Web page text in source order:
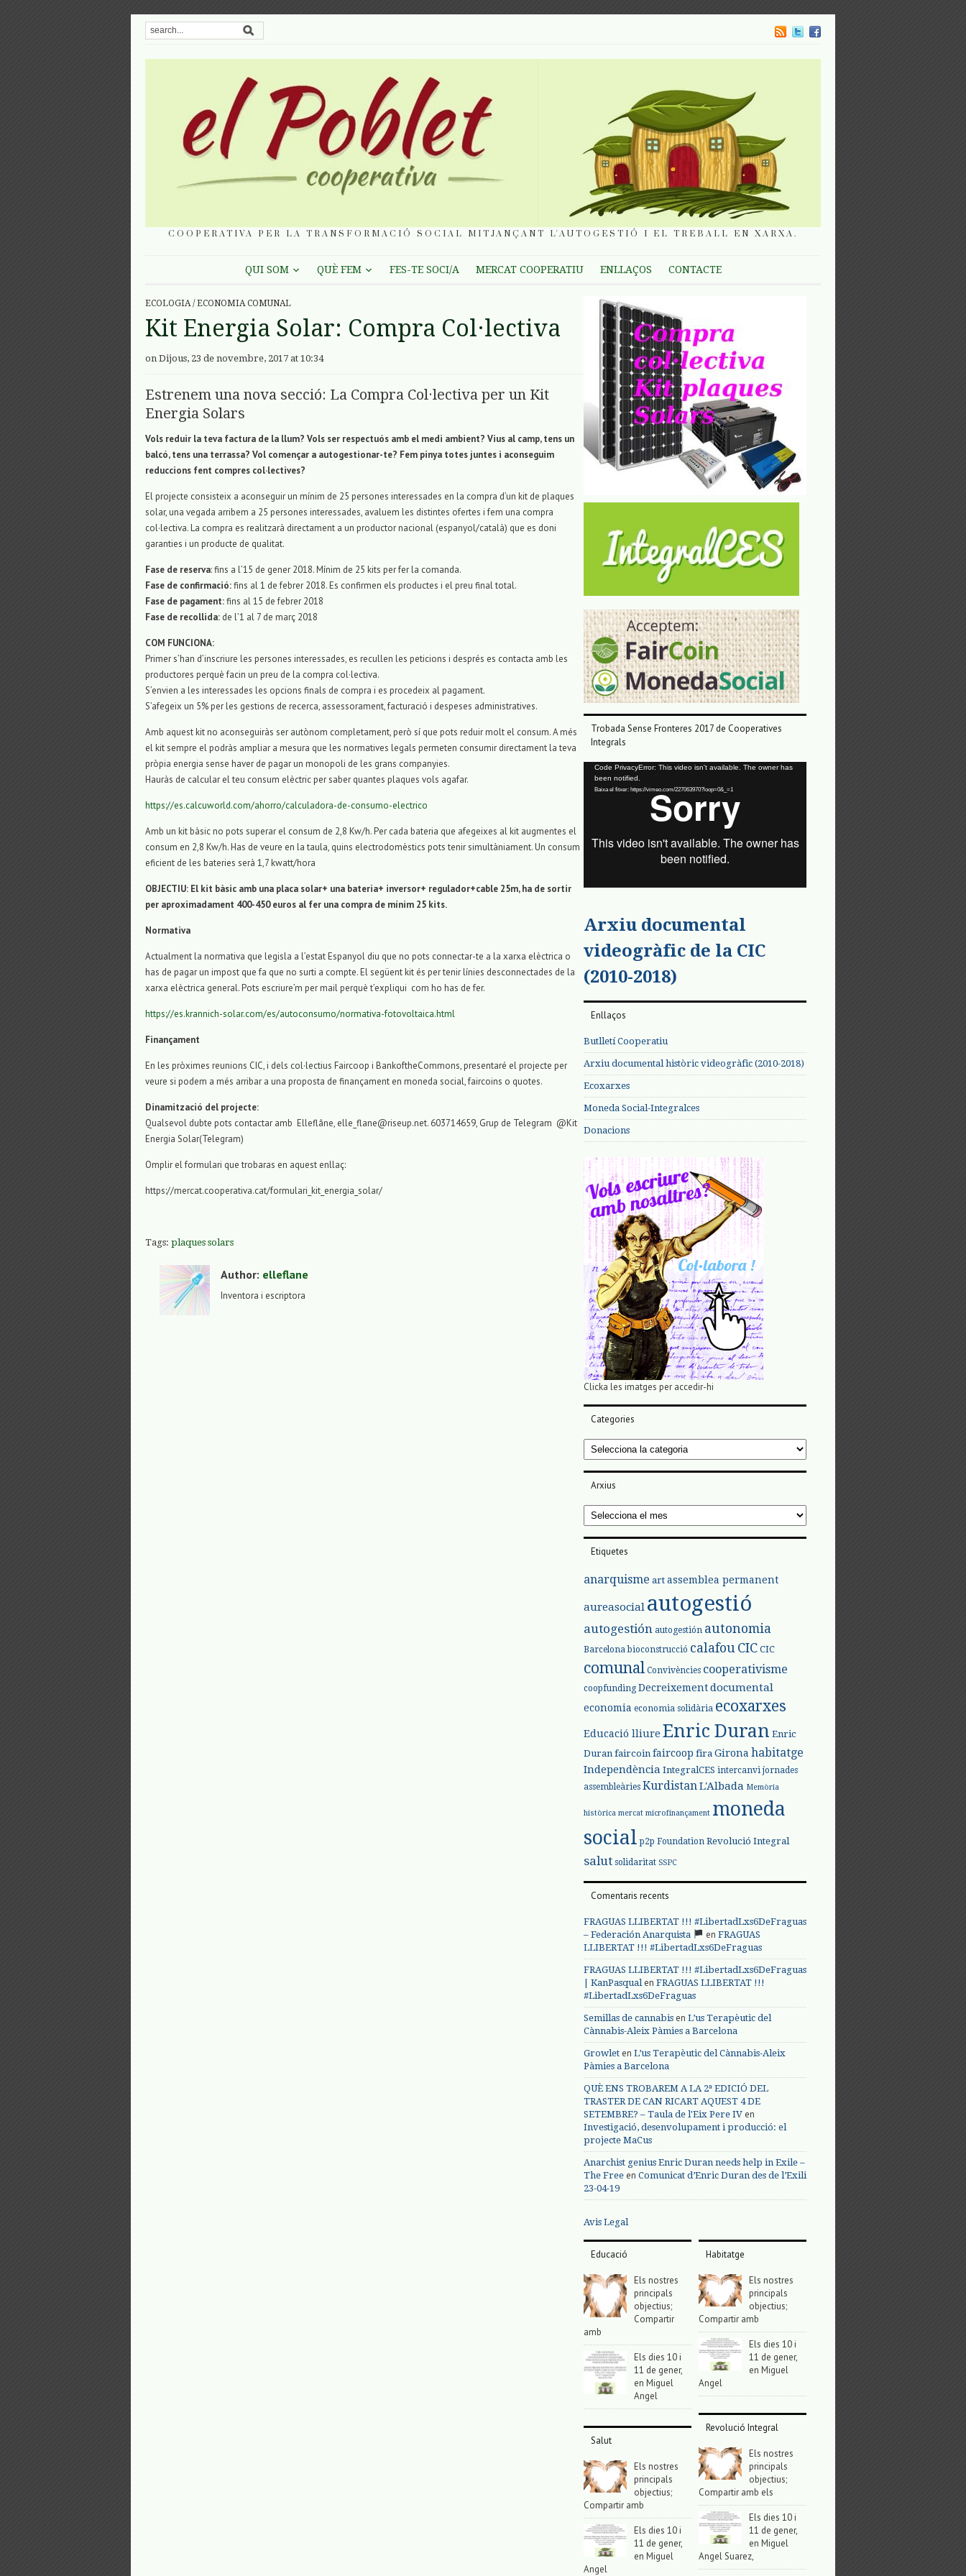
COOPERATIVA PER LA TRANSFORMACIÓ SOCIAL MITJANÇANT L'AUTOGESTIÓ I EL TREBALL EN XARXA.
QUI SOM QUÈ FEM FES-TE SOCI/A MERCAT COOPERATIU ENLLAÇOS CONTACTE
ECOLOGIA/ ECONOMIA COMUNAL
Kit Energia Solar: Compra Col·lectiva
on Dijous, 23 de novembre, 2017 at 10:34
Estrenem una nova secció: La Compra Col·lectiva per un Kit
Energia Solars
Vols reduir la teva factura de la llum? Vols ser respectuós amb el medi ambient? Vius al camp, tens un
balcó, tens una terrassa? Vol començar a autogestionar-te? Fem pinya totes juntes i aconseguim
reduccions fent compres col·lectives?
El projecte consisteix a aconseguir un mínim de 25 persones interessades en la compra d’un kit de plaques
solar, una vegada arribem a 25 persones interessades, avaluem les distintes ofertes i fem una compra
col·lectiva. La compra es realitzarà directament a un productor nacional (espanyol/català) que es doni
garanties i un producte de qualitat.
Fase de reserva: fins a l’15 de gener 2018. Mínim de 25 kits per fer la comanda.
Fase de confirmació:fins al 1 de febrer 2018. Es confirmen els productes i el preu final total.
Fase de pagament:fins al 15 de febrer 2018
Fase de recollida: de l’1 al 7 de març 2018
COM FUNCIONA:
Primer s’han d’inscriure les persones interessades, es recullen les peticions i després es contacta amb les
productores perquè facin un preu de la compra col·lectiva.
S’envien a les interessades les opcions finals de compra i es procedeix al pagament.
S’afegeix un 5% per les gestions de recerca, assessorament, facturació i despeses administratives.
Amb aquestkitno aconseguiràs ser autònom completament, però sí que pots reduir molt el consum. A més
elkitsempre el podràs ampliar a mesura que les normatives legals permeten consumir directament la teva
pròpia energia sense haver de pagar un monopoli de les grans companyies.
Hauràs de calcular el teu consum elèctric per saber quantes plaques vols agafar.
https://es.calcuworld.com/ahorro/calculadora-de-consumo-electrico
Amb un kitbàsic no pots superar el consum de 2,8 Kw/h. Per cada bateria que afegeixes alkit augmentes el
consum en 2,8 Kw/h. Has de veure en la taula, quins electrodomèstics pots tenir simultàniament. Un consum
eficient de les bateries serà 1,7kwatt/hora
OBJECTIU: El kit bàsic amb una placa solar+ una bateria+ inversor+ regulador+cable 25m, ha de sortir
per aproximadament 400-450 euros al fer una compra de mínim 25 kits.
Normativa
Actualment la normativa que legisla a l’estat Espanyol diu que no pots connectar-te a la xarxa elèctrica o
has de pagar un impost que fa que no surti a compte. El següent kit és per tenir línies desconnectades de la
xarxa elèctrica general. Pots escriure’m per mail perquè t’expliqui com ho has de fer.
https://es.krannich-solar.com/es/autoconsumo/normativa-fotovoltaica.html
Finançament
En les pròximes reunions CIC, i dels col·lectius Faircoop i BankoftheCommons, presentaré el projecte per
veure si podem a més arribar a una proposta de finançament en moneda social,faircoins o quotes.
Dinamització del projecte:
Qualsevol dubte pots contactar amb Elleflâne, elle_flane@riseup.net. 603714659, Grup de Telegram @Kit
Energia Solar(Telegram)
Omplir el formulari que trobaras en aquest enllaç:
https://mercat.cooperativa.cat/formulari_kit_energia_solar/
Tags: plaques solars
Author: elleflane
Inventora i escriptora
Trobada Sense Fronteres 2017 de Cooperatives
Integrals
Reproductor
vídeo
Code PrivacyError: This video isn't available. The owner has
been notified.
Baixa el fitxer: https://vimeo.com/227063970?loop=0&_=1
Arxiu documental
videogràfic de la CIC
(2010-2018)
Enllaços
Butlletí Cooperatiu
Arxiu documental històric videogràfic (2010-2018)
Ecoxarxes
Moneda Social-Integralces
Donacions
Clicka les imatges per accedir-hi
Categories
Categories
Arxius
Arxius
Etiquetes
anarquisme art assemblea permanent
aureasocial autogestió
autogestión autogestión autonomia
Barcelona bioconstrucció calafou CIC CIC
comunal Convivències cooperativisme
coopfunding Decreixementdocumental
economia economia solidària ecoxarxes
Educació lliure Enric Duran Enric
Duran faircoin faircoop fira Girona habitatge
Independència IntegralCES intercanvi jornades
assembleàries Kurdistan L'Albada Memòria
històrica mercat microfinançament moneda
social p2p Foundation Revolució Integral
salut solidaritat SSPC
Comentaris recents
FRAGUAS LLIBERTAT !!! #LibertadLxs6DeFraguas
– Federación Anarquista
en FRAGUAS
LLIBERTAT !!! #LibertadLxs6DeFraguas
FRAGUAS LLIBERTAT !!! #LibertadLxs6DeFraguas
| KanPasqualen FRAGUAS LLIBERTAT !!!
#LibertadLxs6DeFraguas
Semillas de cannabis en L’us Terapèutic del
Cànnabis-Aleix Pàmies a Barcelona
Growlet en L’us Terapèutic del Cànnabis-Aleix
Pàmies a Barcelona
QUÈ ENS TROBAREM A LA 2ª EDICIÓ DEL
TRASTER DE CAN RICART AQUEST 4 DE
SETEMBRE? – Taula de l'Eix Pere IV en
Investigació, desenvolupament i producció: el
projecte MaCus
Anarchist genius Enric Duran needs help in Exile –
The Free en Comunicat d’Enric Duran des de l’Exili
23-04-19
Avis Legal
Educació
Els nostres
principals
objectius;
Compartir
amb
Els dies 10 i
11 de gener,
en Miguel
Angel
Salut
Els nostres
principals
objectius;
Compartir amb
Els dies 10 i
11 de gener,
en Miguel
Angel
Habitatge
Els nostres
principals
objectius;
Compartir amb
Els dies 10 i
11 de gener,
en Miguel
Angel
Revolució Integral
Els nostres
principals
objectius;
Compartir amb els
Els dies 10 i
11 de gener,
en Miguel
Angel Suarez,